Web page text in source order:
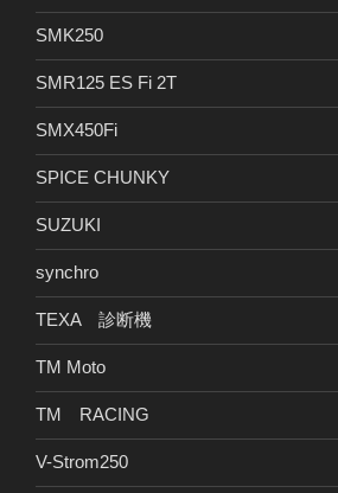
SMK250
SMR125 ES Fi 2T
SMX450Fi
SPICE CHUNKY
SUZUKI
synchro
TEXA 診断機
TM Moto
TM RACING
V-Strom250